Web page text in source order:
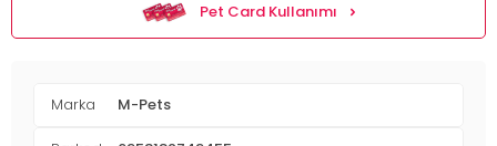
Pet Card Kullanımı
Marka M-Pets